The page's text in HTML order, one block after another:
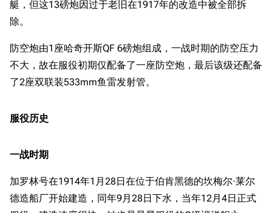
艇，但这13磅炮因过于老旧在1917年的改造中被全部拆
除。
防空炮由1座哈奇开斯QF 6磅炮组成，一战时期的防空压力
不大，故在服役初期仅配备了一座防空炮，最后该级还配备
了2座双联装533mm鱼雷发射管。
服役历史
一战时期
加罗林号在1914年1月28日在位于伯肯黑德的坎梅尔·莱尔
德造船厂开始建造，同年9月28日下水，当年12月4日正式